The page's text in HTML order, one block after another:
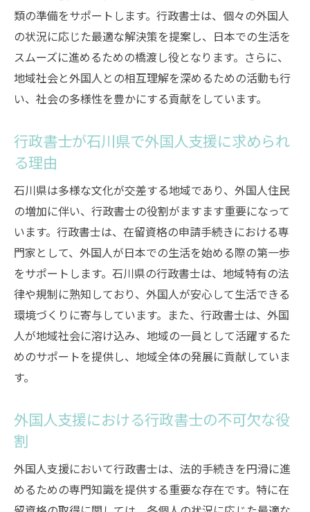
類の準備をサポートします。行政書士は、個々の外国人
の状況に応じた最適な解決策を提案し、日本での生活を
スムーズに進めるための橋渡し役となります。さらに、
地域社会と外国人との相互理解を深めるための活動も行
い、社会の多様性を豊かにする貢献をしています。
行政書士が石川県で外国人支援に求められ
る理由
石川県は多様な文化が交差する地域であり、外国人住民
の増加に伴い、行政書士の役割がますます重要になって
います。行政書士は、在留資格の申請手続きにおける専
門家として、外国人が日本での生活を始める際の第一歩
をサポートします。石川県の行政書士は、地域特有の法
律や規制に熟知しており、外国人が安心して生活できる
環境づくりに寄与しています。また、行政書士は、外国
人が地域社会に溶け込み、地域の一員として活躍するた
めのサポートを提供し、地域全体の発展に貢献していま
す。
外国人支援における行政書士の不可欠な役
割
外国人支援において行政書士は、法的手続きを円滑に進
めるための専門知識を提供する重要な存在です。特に在